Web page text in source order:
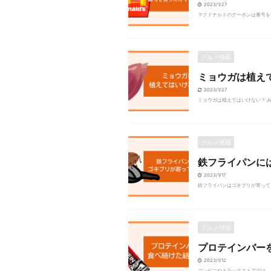
2023/1/27
マクドナルドのクーポンは番号
グルメ情報
ミョウガは植え
2023/1/27
ミョウガは植えてはいけない？
グルメ情報
鉄フライパンに
2023/1/17
鉄フライパンはゴキブリが寄っ
グルメ情報
プロテインバー
2023/1/12